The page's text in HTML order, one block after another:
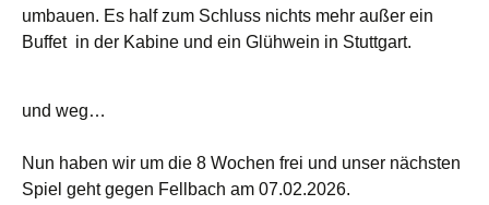
umbauen. Es half zum Schluss nichts mehr außer ein
Buffet in der Kabine und ein Glühwein in Stuttgart.
und weg…
Nun haben wir um die 8 Wochen frei und unser nächsten
Spiel geht gegen Fellbach am 07.02.2026.